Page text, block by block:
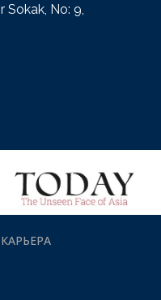
Sokak, No: 9,
КАРЬЕРА